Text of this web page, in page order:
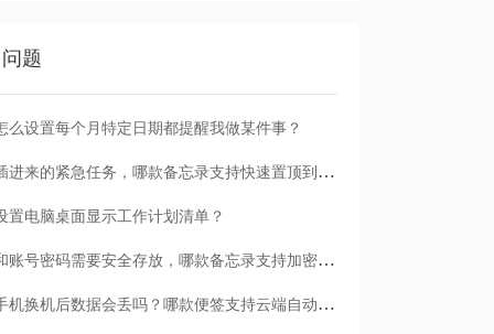
题
么设置每个月特定日期都提醒我做某件事？
临时插进来的紧急任务，哪款备忘录支持快速置顶到清单首位？
置电脑桌面显示工作计划清单？
日记和账号密码需要安全存放，哪款备忘录支持加密保护？
安卓手机换机后数据会丢吗？哪款便签支持云端自动备份？